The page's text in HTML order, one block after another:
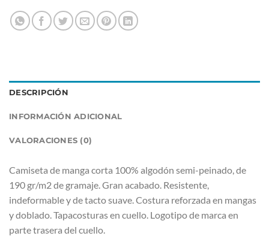
DESCRIPCIÓN
INFORMACIÓN ADICIONAL
VALORACIONES (0)
Camiseta de manga corta 100% algodón semi-peinado, de
190 gr/m2 de gramaje. Gran acabado. Resistente,
indeformable y de tacto suave. Costura reforzada en mangas
y doblado. Tapacosturas en cuello. Logotipo de marca en
parte trasera del cuello.